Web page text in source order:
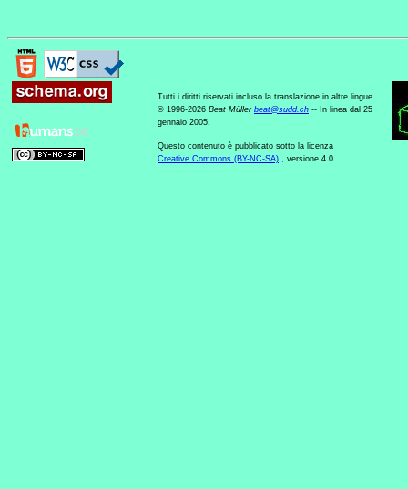
Tutti i diritti riservati incluso la translazione in altre lingue
© 1996-2026 Beat Müller beat@sudd.ch -- In linea dal 25
gennaio 2005.
Questo contenuto è pubblicato sotto la licenza
Creative Commons (BY-NC-SA) , versione 4.0.